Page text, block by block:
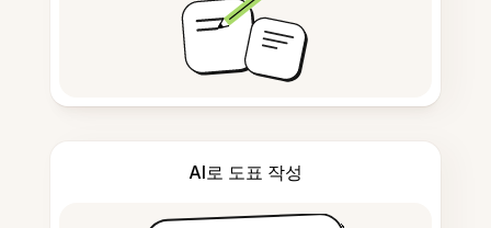
AI로 도표 작성